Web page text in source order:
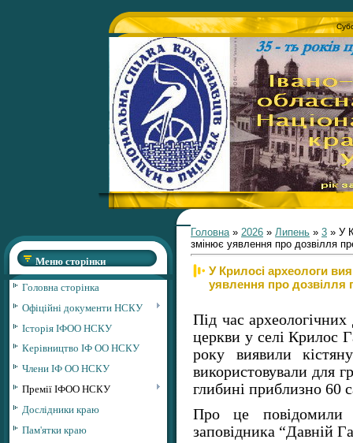
Меню сторінки
Головна сторінка
Офіційні документи НСКУ
Історія ІФОО НСКУ
Керівництво ІФ ОО НСКУ
Члени ІФ ОО НСКУ
Премії ІФОО НСКУ
Дослідники краю
Пам'ятки краю
Головна» 2026 » Липень » 3 » У
змінює уявлення про дозвілля
У Крилосі археологи
уявлення про дозвілля
Під час археологічних
церкви у селі Крилос
року виявили
використовували для
глибині приблизно 60
Про це
заповідника “Давній